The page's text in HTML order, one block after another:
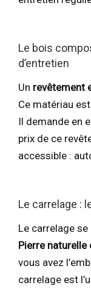
Le bois
d’entretien
Un revêtement
Ce matériau
Il demande en
prix de ce
accessible :
Le carrelage :
Le carrelage
Pierre
vous avez
carrelage est